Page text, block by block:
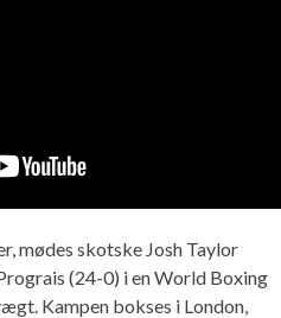
mødes skotske Josh Taylor
(24-0) i en World Boxing
Kampen bokses i London,